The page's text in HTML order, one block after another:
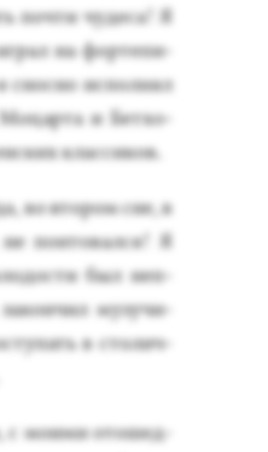
поч­ти чу­деса! Я
на фор­те­пи­
ис­полнял
и Бет­хо­
клас­си­ков.
во вто­ром сне, в
пон­то­вал­ся! Я
был неп­
му­зучи­
в сто­лич­
с мо­ими ото­шед­